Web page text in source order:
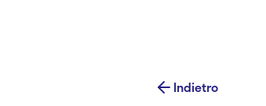
Indietro